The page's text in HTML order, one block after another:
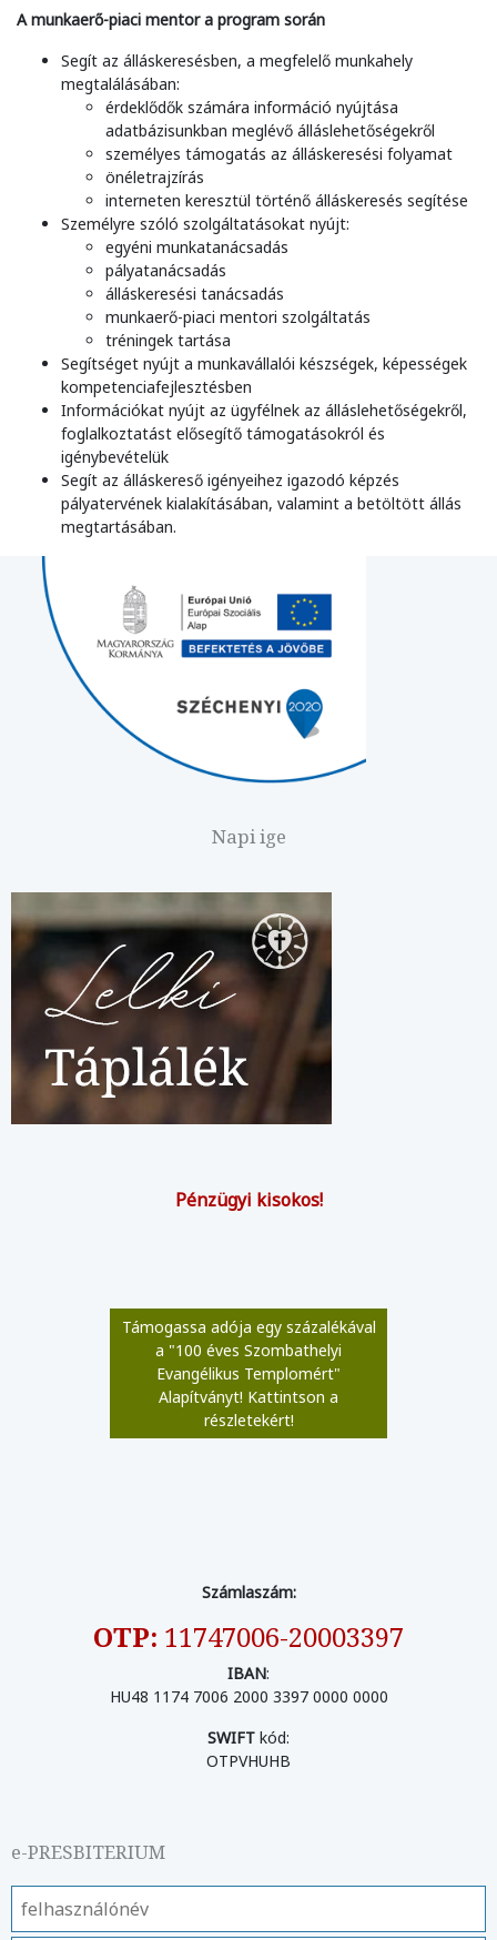
A munkaerő-piaci mentor a program során
Segít az álláskeresésben, a megfelelő munkahely
megtalálásában:
érdeklődők számára információ nyújtása
adatbázisunkban meglévő álláslehetőségekről
személyes támogatás az álláskeresési folyamat
önéletrajzírás
interneten keresztül történő álláskeresés segítése
Személyre szóló szolgáltatásokat nyújt:
egyéni munkatanácsadás
pályatanácsadás
álláskeresési tanácsadás
munkaerő-piaci mentori szolgáltatás
tréningek tartása
Segítséget nyújt a munkavállalói készségek, képességek
kompetenciafejlesztésben
Információkat nyújt az ügyfélnek az álláslehetőségekről,
foglalkoztatást elősegítő támogatásokról és
igénybevételük
Segít az álláskereső igényeihez igazodó képzés
pályatervének kialakításában, valamint a betöltött állás
megtartásában.
Napi ige
Pénzügyi kisokos!
Támogassa adója egy százalékával
a "100 éves Szombathelyi
Evangélikus Templomért"
Alapítványt! Kattintson a
részletekért!
Számlaszám:
OTP: 11747006-20003397
IBAN:
HU48 1174 7006 2000 3397 0000 0000
SWIFT kód:
OTPVHUHB
e-PRESBITERIUM